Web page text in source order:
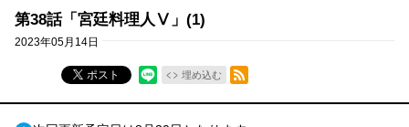
第38話「宮廷料理人Ⅴ」(1)
2023年05月14日
ポスト 埋め込む
RSSフィード